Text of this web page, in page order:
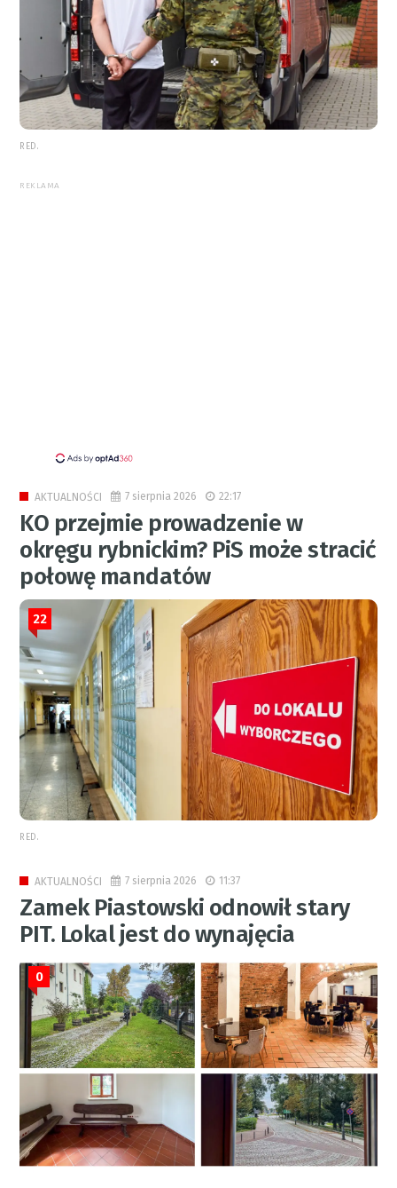
RED.
REKLAMA
AKTUALNOŚCI 7 sierpnia 2026 22:17
KO przejmie prowadzenie w
okręgu rybnickim? PiS może stracić
połowę mandatów
22
RED.
AKTUALNOŚCI 7 sierpnia 2026 11:37
Zamek Piastowski odnowił stary
PIT. Lokal jest do wynajęcia
0